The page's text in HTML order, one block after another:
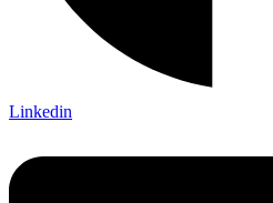
Linkedin